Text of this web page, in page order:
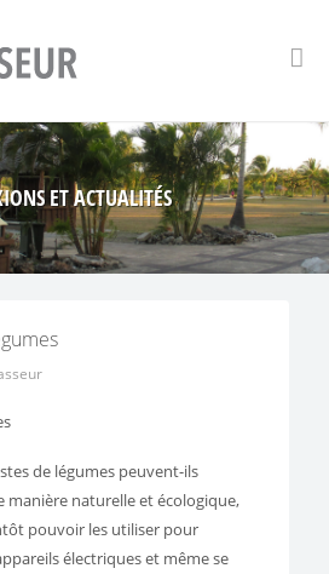
ET ACTUALITÉS
de légumes peuvent-ils
manière naturelle et écologique,
pouvoir les utiliser pour
électriques et même se